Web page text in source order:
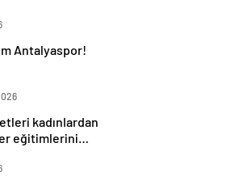
Antalyaspor!
kadınlardan
eğitimlerini